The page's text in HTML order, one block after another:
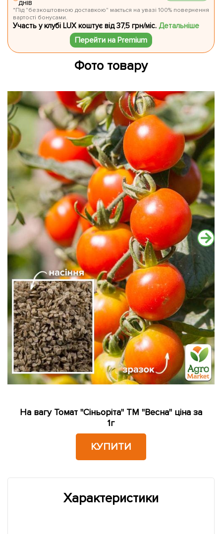
днів
*Під "безкоштовною доставкою" мається на увазі 100% повернення
вартості бонусами.
Участь у клубі LUX коштує від 37,5 грн/міс.Детальніше
Перейти на Premium
Фото товару
На вагу Томат "Сіньоріта" ТМ "Весна" ціна за
1г
КУПИТИ
Характеристики